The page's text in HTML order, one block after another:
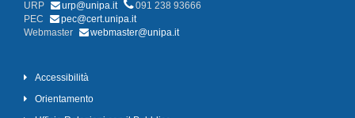
URP
urp@unipa.it
091 238 93666
PEC
pec@cert.unipa.it
Webmaster
webmaster@unipa.it
Accessibilità
Orientamento